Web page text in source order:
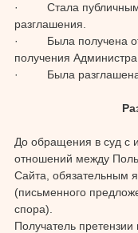
· Стала публичным
разглашения.
· Была получена от
получения
· Была разглашена с
До обращения в суд с
отношений между
Сайта, обязательным
(письменного
спора).
Получатель